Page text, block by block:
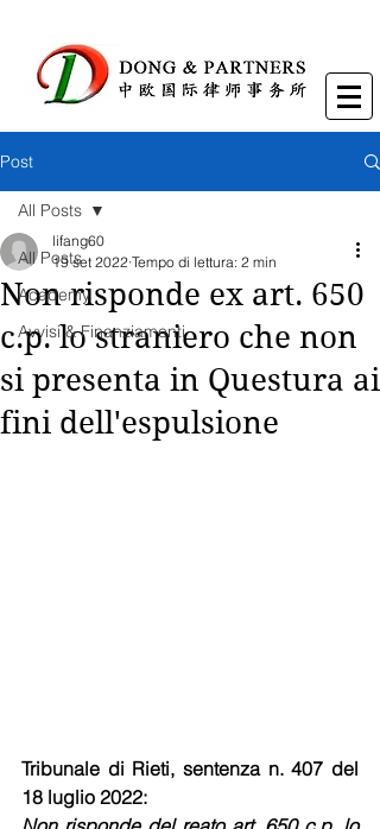
Post
All Posts
Academy
Avvisi & Finanziamenti
All Posts
Non risponde ex art. 650
c.p. lo straniero che non
si presenta in Questura ai
fini dell'espulsione
lifang60
19 set 2022 Tempo di lettura: 2 min
Tribunale di Rieti, sentenza n. 407 del
18 luglio 2022: